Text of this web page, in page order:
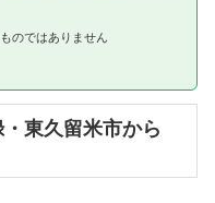
のではありません
東久留米市から